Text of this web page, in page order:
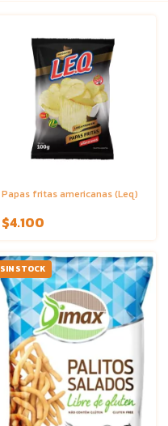
Papas fritas americanas (Leq)
$4.100
SIN STOCK